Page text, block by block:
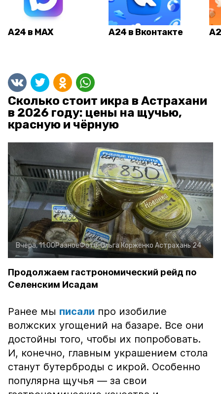
А24 в MAX А24 в Вконтакте
Сколько стоит икра в Астрахани
в 2026 году: цены на щучью,
красную и чёрную
Вчера, 11:00РазноеФото:Ольга Корженко Астрахань 24
Продолжаем гастрономический рейд по
Селенским Исадам
Ранее мы писали про изобилие
волжских угощений на базаре. Все они
достойны того, чтобы их попробовать.
И, конечно, главным украшением стола
станут бутерброды с икрой. Особенно
популярна щучья — за свои